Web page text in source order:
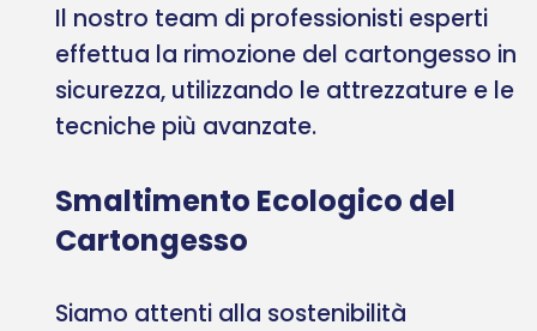
Il nostro team di professionisti esperti
effettua la rimozione del cartongesso in
sicurezza, utilizzando le attrezzature e le
tecniche più avanzate.
Smaltimento Ecologico del
Cartongesso
Siamo attenti alla sostenibilità